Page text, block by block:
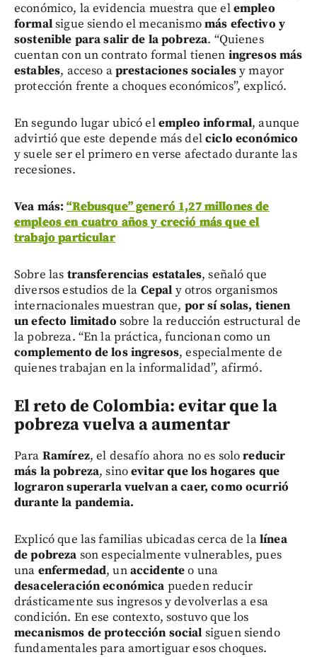
económico, la evidencia muestra que elempleo
formalsigue siendo el mecanismomás efectivo y
sostenible para salir de la pobreza. “Quienes
cuentan con un contrato formal tienen ingresos más
estables, acceso aprestaciones socialesy mayor
protección frente a choques económicos”, explicó.
En segundo lugar ubicó elempleo informal, aunque
advirtió que este depende más delciclo económico
y suele ser el primero en verse afectado durante las
recesiones.
Vea más:“Rebusque” generó 1,27 millones de
empleos en cuatro años y creció más que el
trabajo particular
Sobre las transferencias estatales, señaló que
diversos estudios de la Cepal y otros organismos
internacionales muestran que, por sí solas, tienen
un efecto limitado sobre la reducción estructural de
la pobreza. “En la práctica, funcionan como un
complemento de los ingresos, especialmente de
quienes trabajan en la informalidad”, afirmó.
El reto de Colombia: evitar que la
pobreza vuelva a aumentar
Para Ramírez, el desafío ahora no es soloreducir
más la pobreza, sinoevitar que los hogares que
lograron superarla vuelvan a caer, como ocurrió
durante la pandemia.
Explicó que las familias ubicadas cerca de lalínea
de pobreza son especialmente vulnerables, pues
una enfermedad, unaccidenteo una
desaceleración económica pueden reducir
drásticamente sus ingresos y devolverlas a esa
condición. En ese contexto, sostuvo que los
mecanismos de protección social siguen siendo
fundamentales para amortiguar esos choques.